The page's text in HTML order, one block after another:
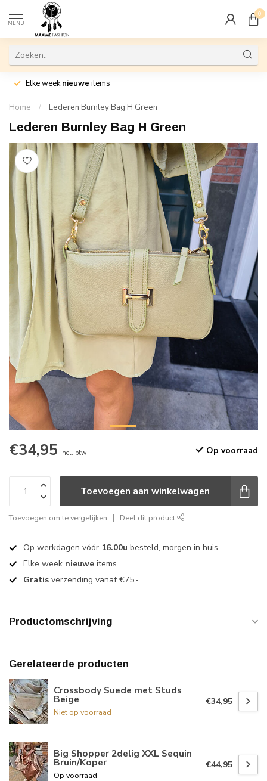
MENU
0
Elke weeknieuwe items
Home / Lederen Burnley Bag H Green
Lederen Burnley Bag H Green
€34,95 Incl. btw Op voorraad
Toevoegen aan winkelwagen
Toevoegen om te vergelijken Deel dit product
Op werkdagen vóór 16.00u besteld, morgen in huis
Elke week nieuwe items
Gratis verzending vanaf €75,-
Productomschrijving
Gerelateerde producten
Crossbody Suede met Studs
Beige
Niet op voorraad
€34,95
Big Shopper 2delig XXL Sequin
Bruin/Koper
Op voorraad
€44,95